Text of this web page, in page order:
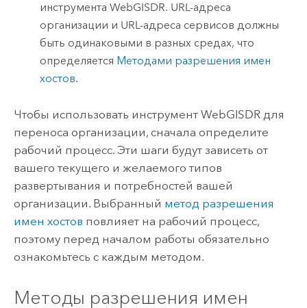
инструмента WebGISDR. URL-адреса
организации и URL-адреса сервисов должны
быть одинаковыми в разных средах, что
определяется Методами разрешения имен
хостов.
Чтобы использовать инструмент WebGISDR для
переноса организации, сначала определите
рабочий процесс. Эти шаги будут зависеть от
вашего текущего и желаемого типов
развертывания и потребностей вашей
организации. Выбранный метод разрешения
имен хостов повлияет на рабочий процесс,
поэтому перед началом работы обязательно
ознакомьтесь с каждым методом.
Методы разрешения имен